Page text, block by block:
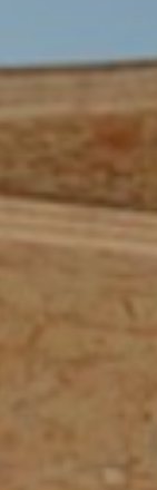
PERCORSI
ALLA
SERVIZI